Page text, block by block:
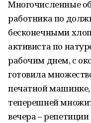
Многочисленные
работника по
бесконечными
активиста по
рабочим днем, с
готовила
печатной машинке,
теперешней
вечера –